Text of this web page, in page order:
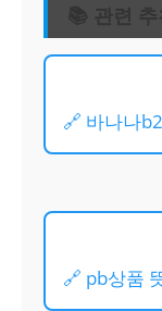
📚 관련 추
🔗 바나나
🔗 pb상품